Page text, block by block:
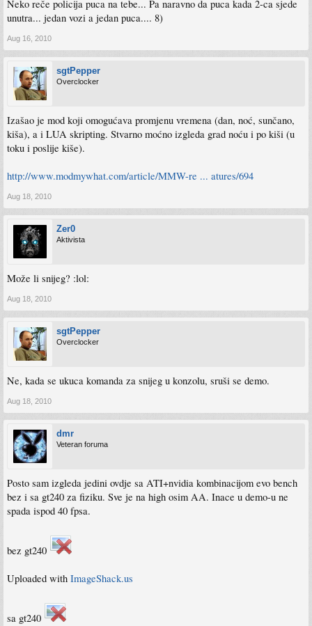
Neko reče policija puca na tebe... Pa naravno da puca kada 2-ca sjede
unutra... jedan vozi a jedan puca.... 8)
Aug 16, 2010
sgtPepper
Overclocker
Izašao je mod koji omogućava promjenu vremena (dan, noć, sunčano,
kiša), a i LUA skripting. Stvarno moćno izgleda grad noću i po kiši (u
toku i poslije kiše).
http://www.modmywhat.com/article/MMW-re ... atures/694
Aug 18, 2010
Zer0
Aktivista
Može li snijeg? :lol:
Aug 18, 2010
sgtPepper
Overclocker
Ne, kada se ukuca komanda za snijeg u konzolu, sruši se demo.
Aug 18, 2010
dmr
Veteran foruma
Posto sam izgleda jedini ovdje sa ATI+nvidia kombinacijom evo bench
bez i sa gt240 za fiziku. Sve je na high osim AA. Inace u demo-u ne
spada ispod 40 fpsa.
bez gt240
Uploaded with ImageShack.us
sa gt240